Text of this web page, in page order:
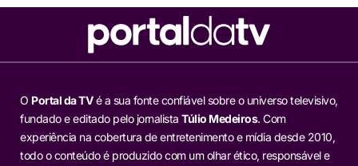
O Portal da TVé a sua fonte confiável sobre o universo televisivo,
fundado e editado pelo jornalista Túlio Medeiros. Com
experiência na cobertura de entretenimento e mídia desde 2010,
todo o conteúdo é produzido com um olhar ético, responsável e